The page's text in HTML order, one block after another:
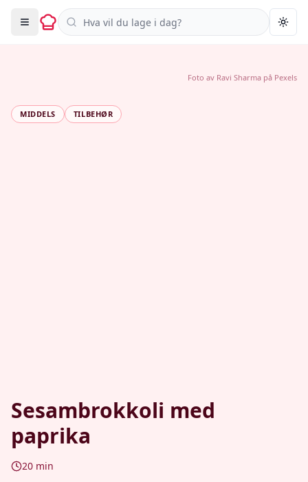
Søk i oppskrifter
MIDDELS TILBEHØR
Sesambrokkoli med
paprika
20 min
Foto av Ravi Sharma på Pexels